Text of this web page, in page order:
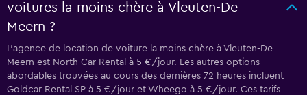
voitures la moins chère à Vleuten-De
Meern ?
L’agence de location de voiture la moins chère à Vleuten-De
Meern est North Car Rental à 5 €/jour. Les autres options
abordables trouvées au cours des dernières 72 heures incluent
Goldcar Rental SP à 5 €/jour et Wheego à 5 €/jour. Ces tarifs